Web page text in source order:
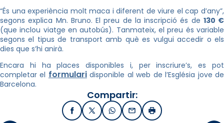
“És una experiència molt maca i diferent de viure el cap d’any”,
segons explica Mn. Bruno. El preu de la inscripció és de 130 €
(que inclou viatge en autobús). Tanmateix, el preu és variable
segons el tipus de transport amb què es vulgui accedir o els
dies que s’hi anirà.
Encara hi ha places disponibles i, per inscriure’s, es pot
completar el formularidisponible al web de l’Església jove de
Barcelona.
Compartir:
FacebookX / TwitterWhatsApp
EmailImprimir